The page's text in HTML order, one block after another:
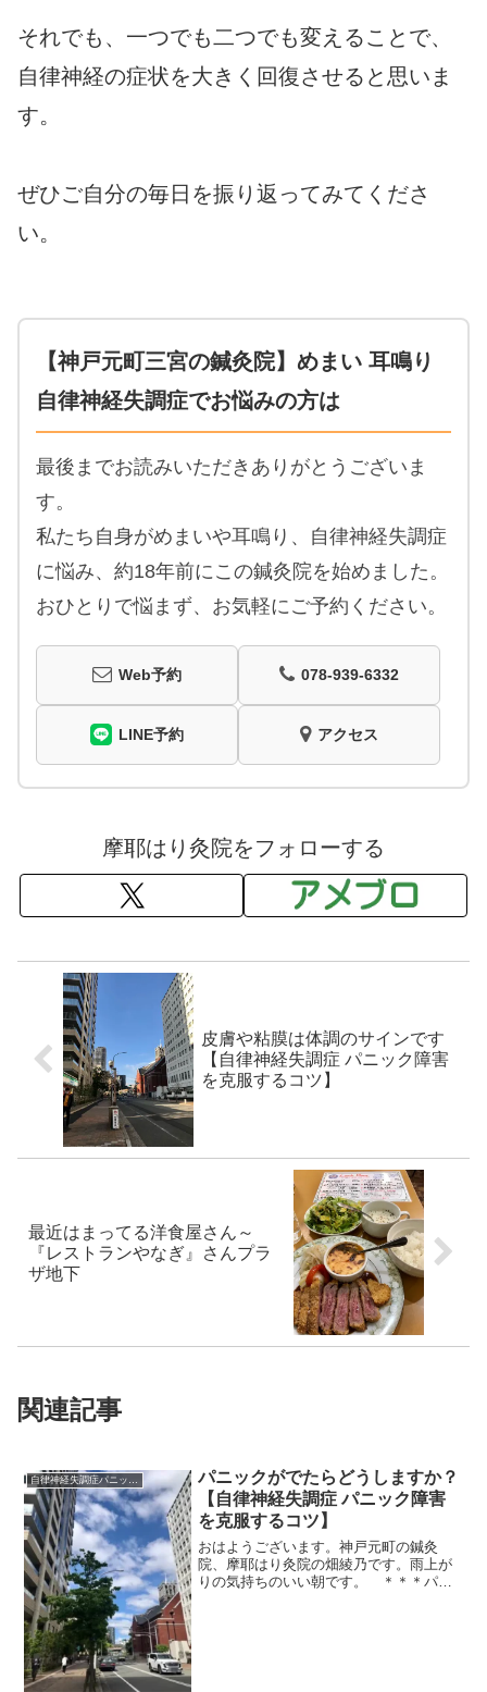
それでも、一つでも二つでも変えることで、
自律神経の症状を大きく回復させると思いま
す。
ぜひご自分の毎日を振り返ってみてくださ
い。
【神戸元町三宮の鍼灸院】めまい 耳鳴り
自律神経失調症でお悩みの方は
最後までお読みいただきありがとうございま
す。
私たち自身がめまいや耳鳴り、自律神経失調症
に悩み、約18年前にこの鍼灸院を始めました。
おひとりで悩まず、お気軽にご予約ください。
Web予約 078-939-6332
LINE予約 アクセス
摩耶はり灸院をフォローする
皮膚や粘膜は体調のサインです
【自律神経失調症 パニック障害
を克服するコツ】
最近はまってる洋食屋さん～
『レストランやなぎ』さんプラ
ザ地下
関連記事
パニックがでたらどうしますか？
【自律神経失調症 パニック障害
を克服するコツ】
おはようございます。神戸元町の鍼灸
院、摩耶はり灸院の畑綾乃です。雨上が
りの気持ちのいい朝です。 ＊＊＊パニ